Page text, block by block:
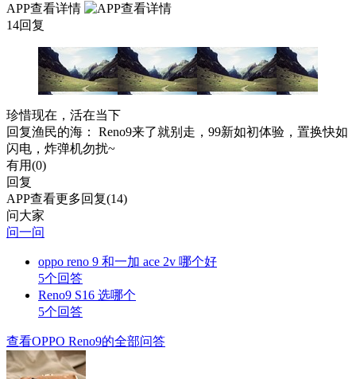
APP查看详情
14回复
珍惜现在，活在当下
回复渔民的海 ： Reno9来了就别走，99新如初体验，置换快如
闪电，炸弹机勿扰~
有用(0)
回复
APP查看更多回复(14)
问大家
问一问
oppo reno 9 和一加 ace 2v 哪个好
5个回答
Reno9 S16 选哪个
5个回答
查看OPPO Reno9的全部问答